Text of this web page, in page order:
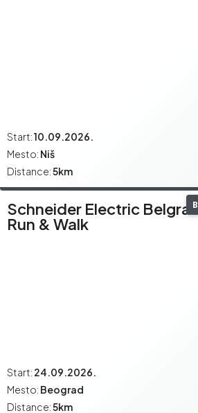
Start:10.09.2026.
Mesto: Niš
Distance:5km
Schneider Electric
Run & Walk
Start: 24.09.2026.
Mesto: Beograd
Distance:5km